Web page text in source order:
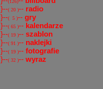
(126)
}--( 20 )-- radio
}--( 5 )-- gry
}--( 65 )-- kalendarze
}--( 19 )-- szablon
}--( 91 )-- naklejki
}--( 19 )-- fotografie
}--( 32 )-- wyraz